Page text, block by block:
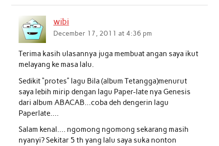
wibi
December 17, 2011 at 4:36 pm
Terima kasih ulasannya juga membuat angan saya ikut
melayang ke masa lalu.
Sedikit “protes” lagu Bila (album Tetangga)menurut
saya lebih mirip dengan lagu Paper-late nya Genesis
dari album ABACAB…coba deh dengerin lagu
Paperlate….
Salam kenal…. ngomong ngomong sekarang masih
nyanyi? Sekitar 5 th yang lalu saya suka nonton